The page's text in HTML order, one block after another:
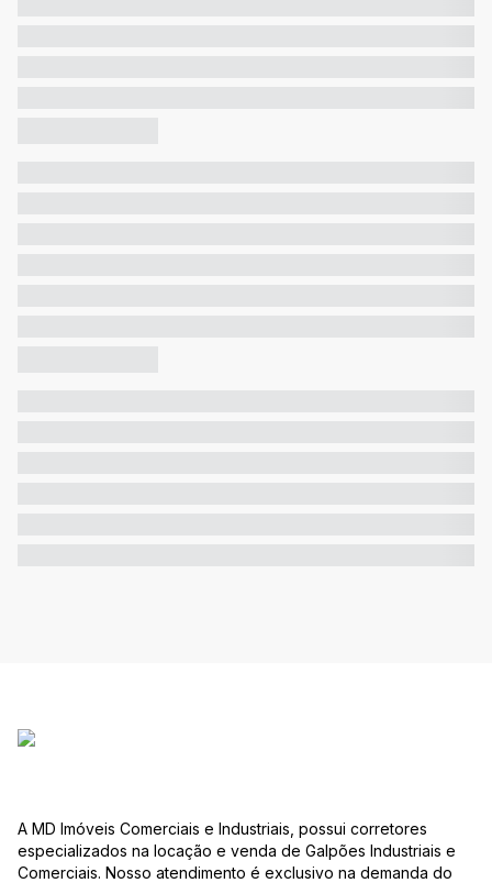
A MD Imóveis Comerciais e Industriais, possui corretores
especializados na locação e venda de Galpões Industriais e
Comerciais. Nosso atendimento é exclusivo na demanda do